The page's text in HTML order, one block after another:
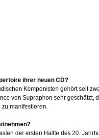
ihrer neuen CD?
Komponisten gehört seit
von Supraphon sehr geschätzt,
manifestieren.
der ersten Hälfte des 20.